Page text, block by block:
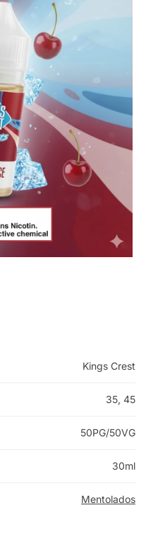
Kings Crest
35, 45
50PG/50VG
30ml
Mentolados